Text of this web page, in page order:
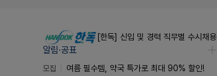
[한독] 신입 및 경력 직무별 수시채용
알림·공표
모집
여름 필수템, 약국 특가로 최대 90% 할인!